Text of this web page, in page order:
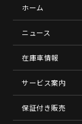
ホーム
ニュース
在庫車情報
サービス案内
保証付き販売